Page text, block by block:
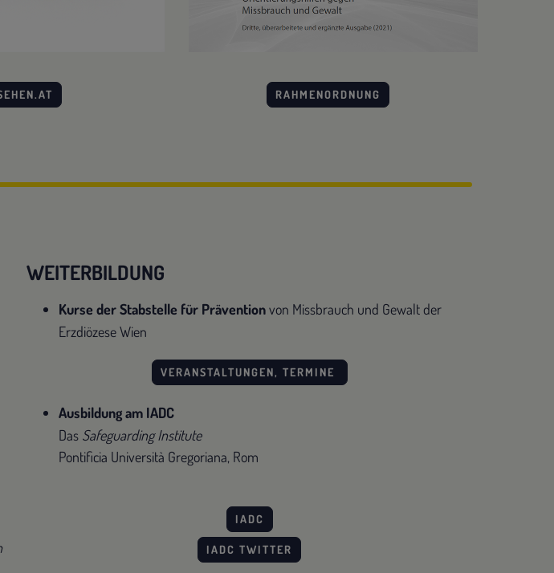
RAHMENORDNUNG
WEITERBILDUNG
Kurse der Stabstelle für Präventionvon Missbrauch und Gewalt der
Erzdiözese Wien
VERANSTALTUNGEN, TERMINE
Ausbildung am IADC
Das Safeguarding Institute
Pontificia Università Gregoriana, Rom
IADC
IADC TWITTER